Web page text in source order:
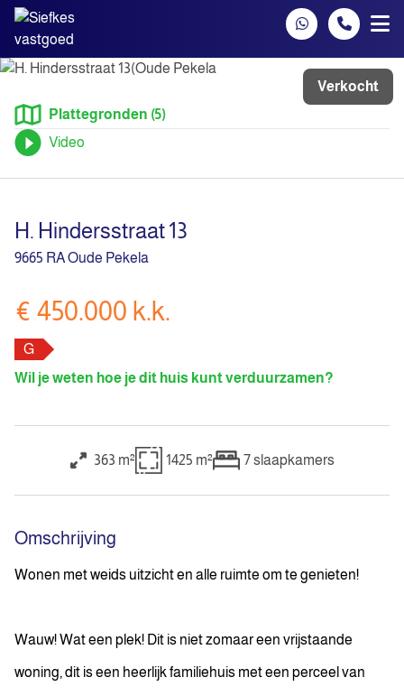
Spring naar inhoud
Verkocht
Plattegronden (5)
Video
H. Hindersstraat 13
9665 RA Oude Pekela
€ 450.000 k.k.
G
Wil je weten hoe je dit huis kunt verduurzamen?
363 m² 1425 m² 7slaapkamers
Omschrijving
Wonen met weids uitzicht en alle ruimte om te genieten!
Wauw! Wat een plek! Dit is niet zomaar een vrijstaande
woning, dit is een heerlijk familiehuis met een perceel van